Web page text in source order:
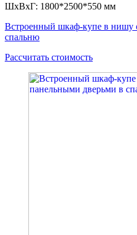
ШxВxГ: 1800*2500*550 мм
Встроенный шкаф-купе в нишу
спальню
Рассчитать стоимость